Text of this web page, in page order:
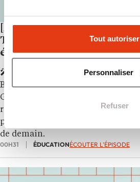
Tout autoriser
Personnaliser
Refuser
[Mention Très Bien] Arts
Talents : « L’apprentissage
échec, c’est un droit à
🎤 Au micro de Christophe Artous
Bien, Xavier Chateau, directeur
Groupe Arts et Métiers et
revient sur l’apprentissage
pour former les ingénieurs et
de demain.
00H31 ÉDUCATIONÉCOUTER L'ÉPISODE